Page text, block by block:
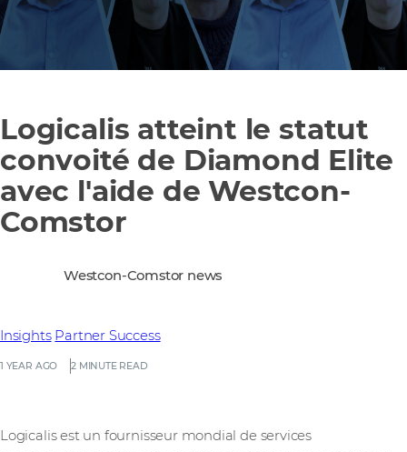
Logicalis atteint le statut
convoité de Diamond Elite
avec l'aide de Westcon-
Comstor
1 YEAR AGO 2 MINUTE READ
Insights Partner Success
Westcon-Comstor news
Logicalis est un fournisseur mondial de services